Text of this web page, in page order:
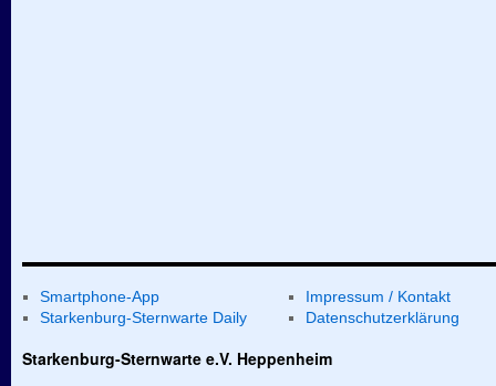
Smartphone-App
Starkenburg-Sternwarte Daily
Impressum / Kontakt
Datenschutzerklärung
Starkenburg-Sternwarte e.V. Heppenheim